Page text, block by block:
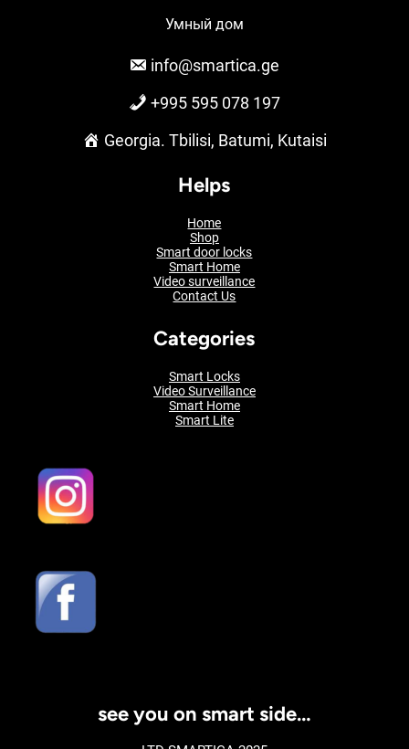
Умный дом
info@smartica.ge
+995 595 078 197
Georgia. Tbilisi, Batumi, Kutaisi
Helps
Home
Shop
Smart door locks
Smart Home
Video surveillance
Contact Us
Categories
Smart Locks
Video Surveillance
Smart Home
Smart Lite
see you on smart side…